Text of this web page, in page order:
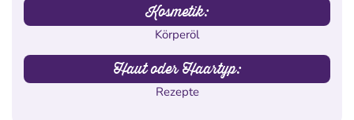
Kosmetik:
Körperöl
Haut oder Haartyp:
Rezepte